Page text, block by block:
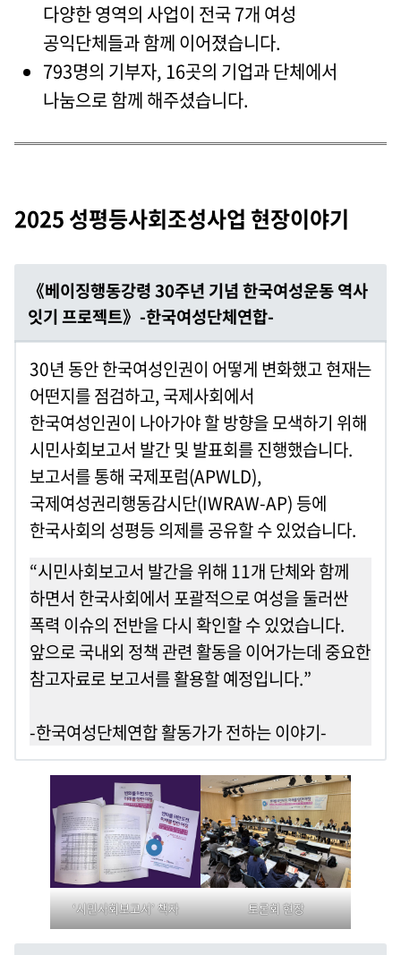
다양한 영역의 사업이 전국 7개 여성
공익단체들과 함께 이어졌습니다.
793명의 기부자, 16곳의 기업과 단체에서
나눔으로 함께 해주셨습니다.
2025 성평등사회조성사업 현장이야기
《베이징행동강령 30주년 기념 한국여성운동 역사
잇기 프로젝트》-한국여성단체연합-
30년 동안 한국여성인권이 어떻게 변화했고 현재는
어떤지를 점검하고, 국제사회에서
한국여성인권이 나아가야 할 방향을 모색하기 위해
시민사회보고서 발간 및 발표회를 진행했습니다.
보고서를 통해 국제포럼(APWLD),
국제여성권리행동감시단(IWRAW-AP) 등에
한국사회의 성평등 의제를 공유할 수 있었습니다.
“시민사회보고서 발간을 위해 11개 단체와 함께
하면서 한국사회에서 포괄적으로 여성을 둘러싼
폭력 이슈의 전반을 다시 확인할 수 있었습니다.
앞으로 국내외 정책 관련 활동을 이어가는데 중요한
참고자료로 보고서를 활용할 예정입니다.”
-한국여성단체연합 활동가가 전하는 이야기-
‘시민사회보고서’ 책자 토론회 현장